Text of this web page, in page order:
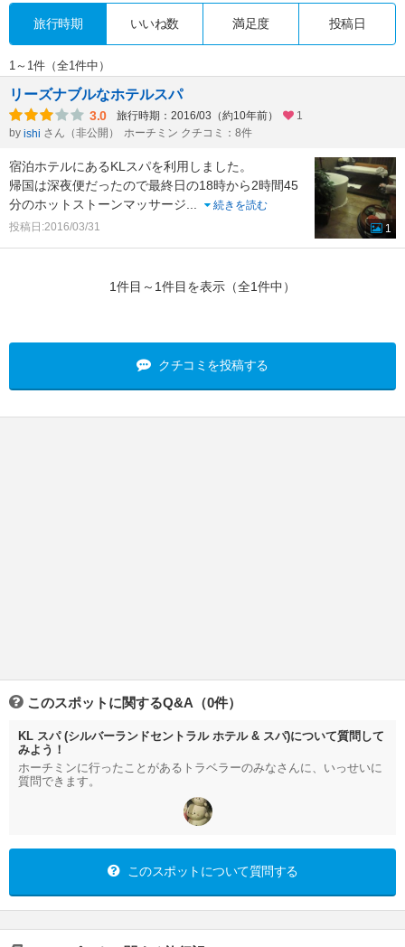
旅行時期 いいね数 満足度 投稿日
1～1件（全1件中）
リーズナブルなホテルスパ
3.0 旅行時期：2016/03（約10年前）
1
by ishi さん（非公開） ホーチミン クチコミ：8件
宿泊ホテルにあるKLスパを利用しました。
帰国は深夜便だったので最終日の18時から2時間45
分のホットストーンマッサージ...
続きを読む
投稿日:2016/03/31
1
1件目～1件目を表示（全1件中）
クチコミを投稿する
このスポットに関するQ&A（0件）
KL スパ (シルバーランドセントラル ホテル & スパ)について質問して
みよう！
ホーチミンに行ったことがあるトラベラーのみなさんに、いっせいに
質問できます。
このスポットについて質問する